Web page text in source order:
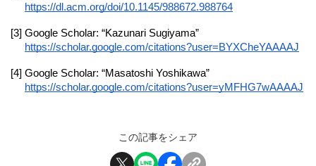
https://dl.acm.org/doi/10.1145/988672.988764
[3] Google Scholar: “Kazunari Sugiyama”
https://scholar.google.com/citations?user=BYXCheYAAAAJ
[4] Google Scholar: “Masatoshi Yoshikawa”
https://scholar.google.com/citations?user=yMFHG7wAAAAJ
この記事をシェア